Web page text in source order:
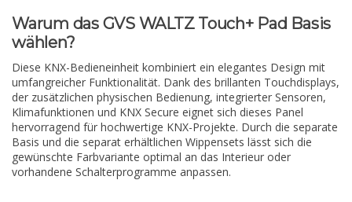
Warum das GVS WALTZ Touch+ Pad Basis
wählen?
Diese KNX-Bedieneinheit kombiniert ein elegantes Design mit
umfangreicher Funktionalität. Dank des brillanten Touchdisplays,
der zusätzlichen physischen Bedienung, integrierter Sensoren,
Klimafunktionen und KNX Secure eignet sich dieses Panel
hervorragend für hochwertige KNX-Projekte. Durch die separate
Basis und die separat erhältlichen Wippensets lässt sich die
gewünschte Farbvariante optimal an das Interieur oder
vorhandene Schalterprogramme anpassen.